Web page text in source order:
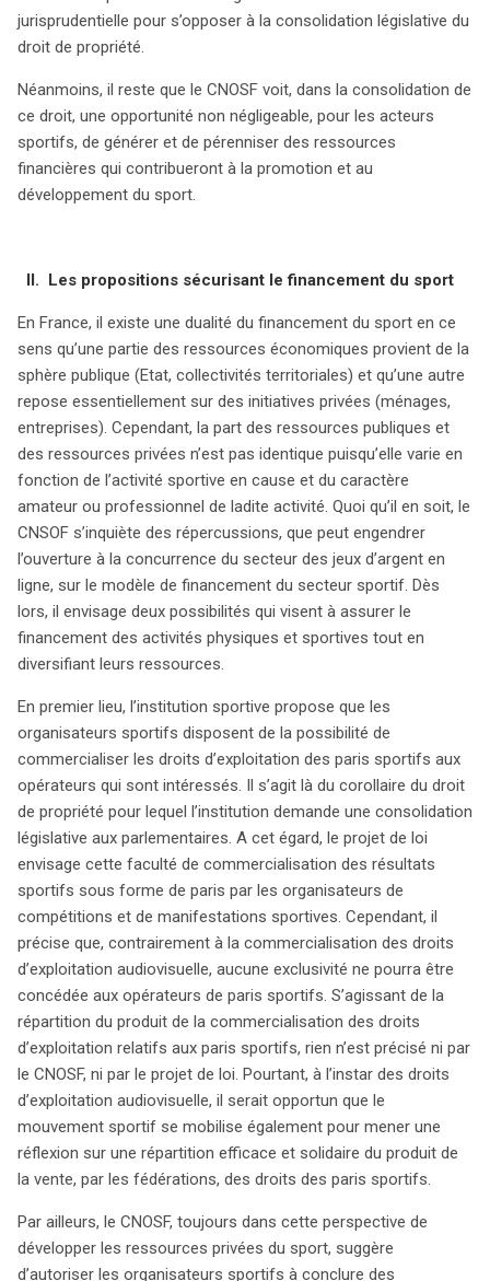
jurisprudentielle pour s’opposer à la consolidation législative du
droit de propriété.
Néanmoins, il reste que le CNOSF voit, dans la consolidation de
ce droit, une opportunité non négligeable, pour les acteurs
sportifs, de générer et de pérenniser des ressources
financières qui contribueront à la promotion et au
développement du sport.
II. Les propositions sécurisant le financement du sport
En France, il existe une dualité du financement du sport en ce
sens qu’une partie des ressources économiques provient de la
sphère publique (Etat, collectivités territoriales) et qu’une autre
repose essentiellement sur des initiatives privées (ménages,
entreprises). Cependant, la part des ressources publiques et
des ressources privées n’est pas identique puisqu’elle varie en
fonction de l’activité sportive en cause et du caractère
amateur ou professionnel de ladite activité. Quoi qu’il en soit, le
CNSOF s’inquiète des répercussions, que peut engendrer
l’ouverture à la concurrence du secteur des jeux d’argent en
ligne, sur le modèle de financement du secteur sportif. Dès
lors, il envisage deux possibilités qui visent à assurer le
financement des activités physiques et sportives tout en
diversifiant leurs ressources.
En premier lieu, l’institution sportive propose que les
organisateurs sportifs disposent de la possibilité de
commercialiser les droits d’exploitation des paris sportifs aux
opérateurs qui sont intéressés. Il s’agit là du corollaire du droit
de propriété pour lequel l’institution demande une consolidation
législative aux parlementaires. A cet égard, le projet de loi
envisage cette faculté de commercialisation des résultats
sportifs sous forme de paris par les organisateurs de
compétitions et de manifestations sportives. Cependant, il
précise que, contrairement à la commercialisation des droits
d’exploitation audiovisuelle, aucune exclusivité ne pourra être
concédée aux opérateurs de paris sportifs. S’agissant de la
répartition du produit de la commercialisation des droits
d’exploitation relatifs aux paris sportifs, rien n’est précisé ni par
le CNOSF, ni par le projet de loi. Pourtant, à l’instar des droits
d’exploitation audiovisuelle, il serait opportun que le
mouvement sportif se mobilise également pour mener une
réflexion sur une répartition efficace et solidaire du produit de
la vente, par les fédérations, des droits des paris sportifs.
Par ailleurs, le CNOSF, toujours dans cette perspective de
développer les ressources privées du sport, suggère
d’autoriser les organisateurs sportifs à conclure des